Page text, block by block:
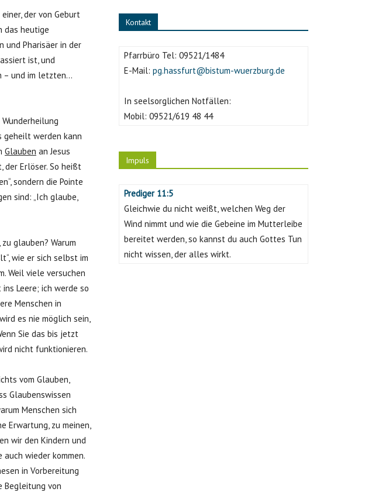
der von Geburt
das heutige
und Pharisäer in der
ist, und
– und im letzten…
geheilt werden kann
Glauben an Jesus
der Erlöser. So heißt
sondern die Pointe
sind: „Ich glaube,
glauben? Warum
wie er sich selbst im
Weil viele versuchen
Leere; ich werde so
Menschen in
es nie möglich sein,
Sie das bis jetzt
nicht funktionieren.
vom Glauben,
Glaubenswissen
Menschen sich
Erwartung, zu meinen,
wir den Kindern und
wieder kommen.
in Vorbereitung
Begleitung von
Kontakt
Pfarrbüro Tel: 09521/1484
E-Mail: pg.hassfurt@bistum-wuerzburg.de
In seelsorglichen Notfällen:
Mobil: 09521/619 48 44
Impuls
Prediger 11:5
Gleichwie du nicht weißt, welchen Weg der
Wind nimmt und wie die Gebeine im Mutterleibe
bereitet werden, so kannst du auch Gottes Tun
nicht wissen, der alles wirkt.